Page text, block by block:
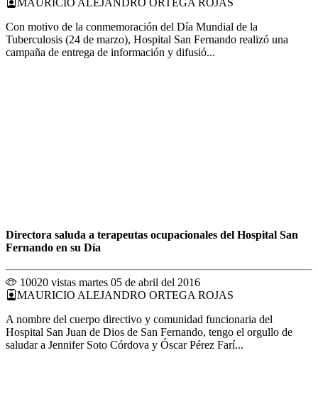
Con motivo de la conmemoración del Día Mundial de la
Tuberculosis (24 de marzo), Hospital San Fernando realizó una
campaña de entrega de información y difusió...
Directora saluda a terapeutas ocupacionales del Hospital San
Fernando en su Día
10020 vistas martes 05 de abril del 2016
MAURICIO ALEJANDRO ORTEGA ROJAS
A nombre del cuerpo directivo y comunidad funcionaria del
Hospital San Juan de Dios de San Fernando, tengo el orgullo de
saludar a Jennifer Soto Córdova y Óscar Pérez Farí...